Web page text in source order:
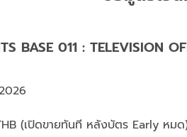
BASE 011 : TELEVISION
(เปิดขายทันที หลังบัตร Early หมด